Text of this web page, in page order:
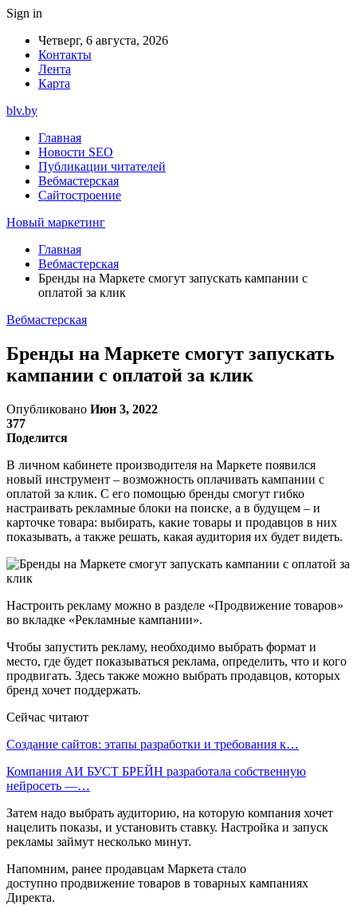
Sign in
Четверг, 6 августа, 2026
Контакты
Лента
Карта
blv.by
Главная
Новости SEO
Публикации читателей
Вебмастерская
Сайтостроение
Новый маркетинг
Главная
Вебмастерская
Бренды на Маркете смогут запускать кампании с
оплатой за клик
Вебмастерская
Бренды на Маркете смогут запускать
кампании с оплатой за клик
Опубликовано Июн 3, 2022
377
Поделится
В личном кабинете производителя на Маркете появился
новый инструмент – возможность оплачивать кампании с
оплатой за клик. С его помощью бренды смогут гибко
настраивать рекламные блоки на поиске, а в будущем – и
карточке товара: выбирать, какие товары и продавцов в них
показывать, а также решать, какая аудитория их будет видеть.
Настроить рекламу можно в разделе «Продвижение товаров»
во вкладке «Рекламные кампании».
Чтобы запустить рекламу, необходимо выбрать формат и
место, где будет показываться реклама, определить, что и кого
продвигать. Здесь также можно выбрать продавцов, которых
бренд хочет поддержать.
Сейчас читают
Создание сайтов: этапы разработки и требования к…
Компания АИ БУСТ БРЕЙН разработала собственную
нейросеть —…
Затем надо выбрать аудиторию, на которую компания хочет
нацелить показы, и установить ставку. Настройка и запуск
рекламы займут несколько минут.
Напомним, ранее продавцам Маркета стало
доступно продвижение товаров в товарных кампаниях
Директа.